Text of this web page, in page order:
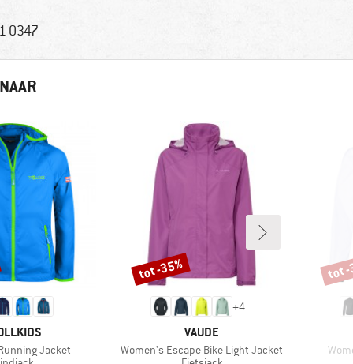
0347
Jacket
+4
MERK
VAUDE
Artikel
Women's Escape Bike Light Jacket
Korting
tot -35% tot